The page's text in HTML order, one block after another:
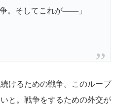
。そしてこれが――」
けるための戦争。このループ
と。戦争をするための外交が